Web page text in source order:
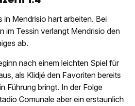
in Mendrisio hart arbeiten. Bei
im Tessin verlangt Mendrisio den
ab.
nach einem leichten Spiel für
als Klidjé den Favoriten bereits
Führung bringt. In der Folge
Comunale aber ein erstaunlich